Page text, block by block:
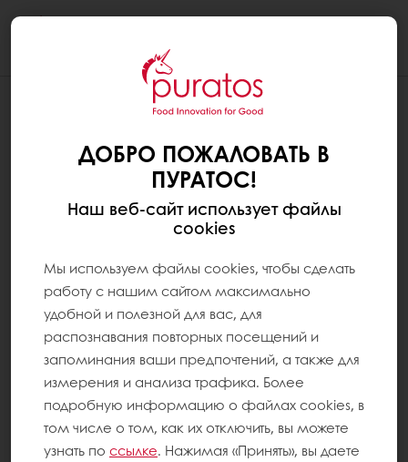
ДОБРО ПОЖАЛОВАТЬ В
ПУРАТОС!
Наш веб-сайт использует файлы
cookies
Мы используем файлы cookies, чтобы сделать
работу с нашим сайтом максимально
удобной и полезной для вас, для
распознавания повторных посещений и
запоминания ваши предпочтений, а также для
измерения и анализа трафика. Более
подробную информацию о файлах cookies, в
том числе о том, как их отключить, вы можете
узнать по ссылке. Нажимая «Принять», вы даете